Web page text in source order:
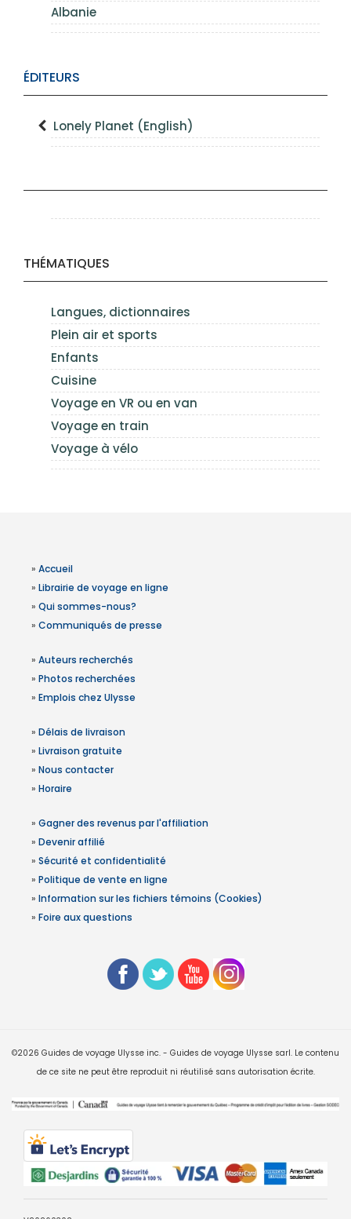
Albanie
ÉDITEURS
Lonely Planet (English)
THÉMATIQUES
Langues, dictionnaires
Plein air et sports
Enfants
Cuisine
Voyage en VR ou en van
Voyage en train
Voyage à vélo
» Accueil
» Librairie de voyage en ligne
» Qui sommes-nous?
» Communiqués de presse
» Auteurs recherchés
» Photos recherchées
» Emplois chez Ulysse
» Délais de livraison
» Livraison gratuite
» Nous contacter
» Horaire
» Gagner des revenus par l'affiliation
» Devenir affilié
» Sécurité et confidentialité
» Politique de vente en ligne
» Information sur les fichiers témoins (Cookies)
» Foire aux questions
©2026 Guides de voyage Ulysse inc. - Guides de voyage Ulysse sarl. Le contenu
de ce site ne peut être reproduit ni réutilisé sans autorisation écrite.